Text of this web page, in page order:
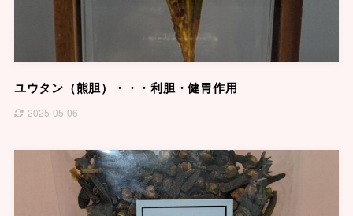
ユウタン（熊胆）・・・利胆・健胃作用
2025-05-06